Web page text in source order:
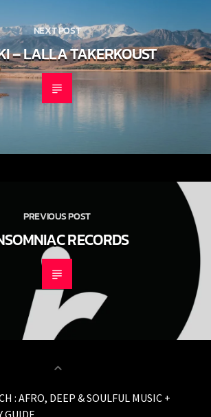
NEXT POST
– LALLA TAKERKOUST
PREVIOUS POST
RECORDS
: AFRO, DEEP & SOULFUL MUSIC +
GUIDE